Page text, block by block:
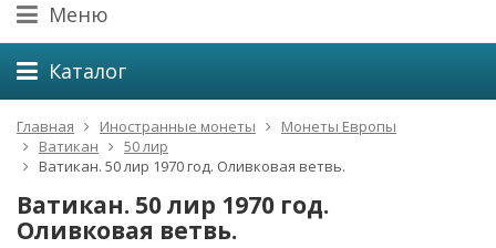
Меню
Каталог
Главная Иностранные монеты
Монеты Европы
Ватикан
50 лир
Ватикан. 50 лир 1970 год. Оливковая ветвь.
Ватикан. 50 лир 1970 год.
Оливковая ветвь.